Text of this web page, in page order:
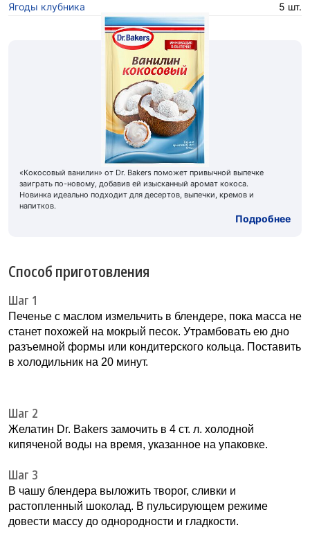
Ягоды клубника 5 шт.
«Кокосовый ванилин» от Dr. Bakers поможет привычной выпечке
заиграть по-новому, добавив ей изысканный аромат кокоса.
Новинка идеально подходит для десертов, выпечки, кремов и
напитков.
Подробнее
Способ приготовления
Шаг 1
Печенье с маслом измельчить в блендере, пока масса не
станет похожей на мокрый песок. Утрамбовать ею дно
разъемной формы или кондитерского кольца. Поставить
в холодильник на 20 минут.
Шаг 2
Желатин Dr. Bakers замочить в 4 ст. л. холодной
кипяченой воды на время, указанное на упаковке.
Шаг 3
В чашу блендера выложить творог, сливки и
растопленный шоколад. В пульсирующем режиме
довести массу до однородности и гладкости.